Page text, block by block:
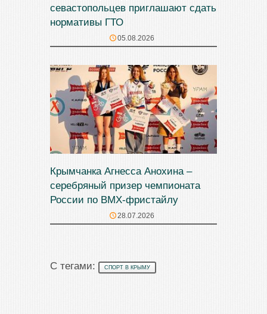
севастопольцев приглашают сдать
нормативы ГТО
05.08.2026
Крымчанка Агнесса Анохина –
серебряный призер чемпионата
России по BMX-фристайлу
28.07.2026
С тегами: СПОРТ В КРЫМУ